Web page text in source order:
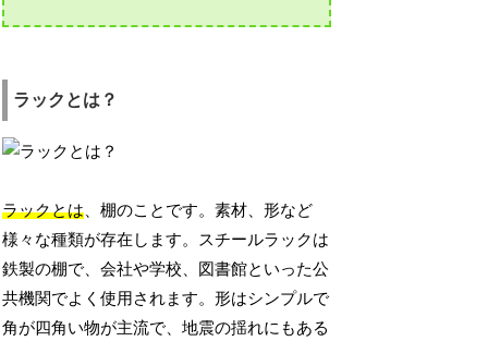
ラックとは？
ラックとは、棚のことです。素材、形など
様々な種類が存在します。スチールラックは
鉄製の棚で、会社や学校、図書館といった公
共機関でよく使用されます。形はシンプルで
角が四角い物が主流で、地震の揺れにもある